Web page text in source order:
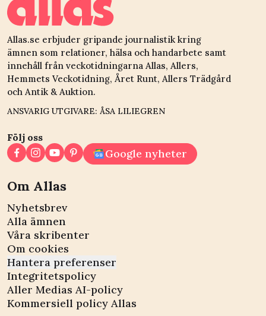
Allas.se erbjuder gripande journalistik kring
ämnen som relationer, hälsa och handarbete samt
innehåll från veckotidningarna Allas, Allers,
Hemmets Veckotidning, Året Runt, Allers Trädgård
och Antik & Auktion.
ANSVARIG UTGIVARE: ÅSA LILIEGREN
Följ oss
Google nyheter
Om Allas
Nyhetsbrev
Alla ämnen
Våra skribenter
Om cookies
Hantera preferenser
Integritetspolicy
Aller Medias AI-policy
Kommersiell policy Allas